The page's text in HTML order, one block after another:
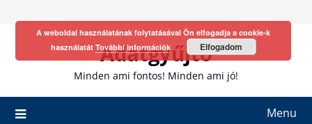
Adatgyűjtő
Minden ami fontos! Minden ami jó!
Menu
A weboldal használatának folytatásával Ön elfogadja a cookie-k
használatát További információk Elfogadom